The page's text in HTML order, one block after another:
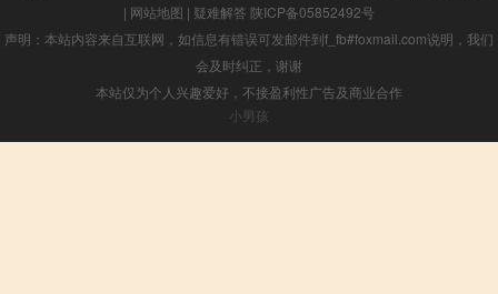
| 网站地图 | 疑难解答 陕ICP备05852492号
声明：本站内容来自互联网，如信息有错误可发邮件到f_fb#foxmail.com说明，我们
会及时纠正，谢谢
本站仅为个人兴趣爱好，不接盈利性广告及商业合作
小男孩